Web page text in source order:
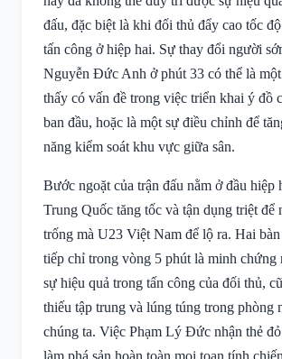
đấu, đặc biệt là khi đối thủ đẩy cao tốc
tấn công ở hiệp hai. Sự thay đổi người
Nguyễn Đức Anh ở phút 33 có thể là
thấy có vấn đề trong việc triển khai ý đồ
ban đầu, hoặc là một sự điều chỉnh để
năng kiểm soát khu vực giữa sân.
Bước ngoặt của trận đấu nằm ở đầu hiệp
Trung Quốc tăng tốc và tận dụng triệt để
trống mà U23 Việt Nam để lộ ra. Hai
tiếp chỉ trong vòng 5 phút là minh chứng
sự hiệu quả trong tấn công của đối thủ,
thiếu tập trung và lúng túng trong phòng
chúng ta. Việc Phạm Lý Đức nhận thẻ
làm phá sản hoàn toàn mọi toan tính